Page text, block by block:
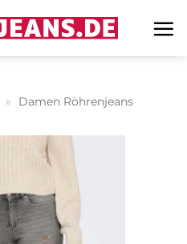
» Damen Röhrenjeans